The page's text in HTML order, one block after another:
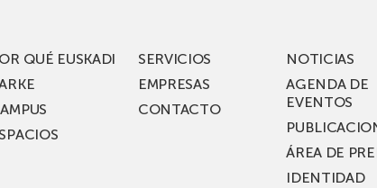
de su
inversión total
36
QUÉ EUSKADI
SERVICIOS
EMPRESAS
CONTACTO
NOTICIAS
AGENDA DE
EVENTOS
ÁREA DE
IDENTIDAD